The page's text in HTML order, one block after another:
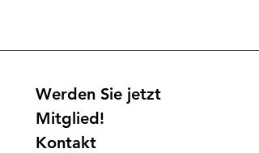
Werden Sie jetzt
Mitglied!
Kontakt